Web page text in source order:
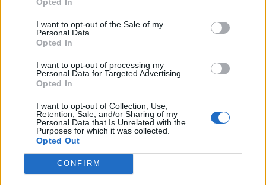
I want to opt-out of the Sale of my
Personal Data.
Opted In
I want to opt-out of processing my
Personal Data for Targeted Advertising.
Opted In
I want to opt-out of Collection, Use,
Retention, Sale, and/or Sharing of my
Personal Data that Is Unrelated with the
Purposes for which it was collected.
Opted Out
CONFIRM